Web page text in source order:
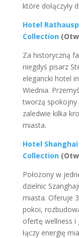
które dołączyły
Hotel
Collection
Za historyczną
niegdyś pisarz
elegancki hotel
Wiednia.
tworzą spokojny
zaledwie kilka
miasta.
Hotel
Collection
Położony w
dzielnic
miasta. Oferuje
pokoi,
ofertę wellness
łączy energię